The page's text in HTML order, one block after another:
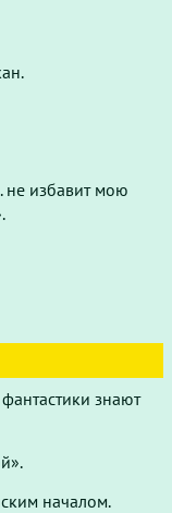
избавит мою
знают
началом.